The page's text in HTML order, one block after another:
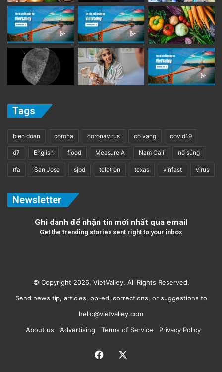
Tags
bien doan corona coronavirus co vang covid19
d7 English flood Measure A Nam Cali nổ súng
rfa San Jose sjpd teletron texas vinfast virus
Newsletter
Ghi danh để nhận tin mới nhất qua email
Get the trending stories sent right to your inbox
© Copyright 2026, VietValley. All Rights Reserved.
Send news tip, articles, op-ed, corrections, or suggestions to
hello@vietvalley.com
About us
Advertising Terms of Service Privacy Policy
Facebook